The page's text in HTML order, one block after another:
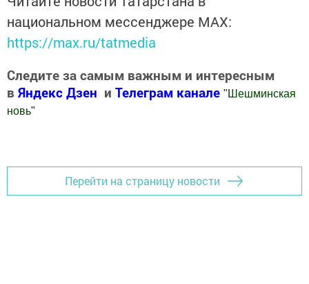
национальном мессенджере MАХ:
https://max.ru/tatmedia
Следите за самым важным и интересным
в Яндекс Дзен и Телеграм канале " Шешминская
новь"
Перейти на страницу новости